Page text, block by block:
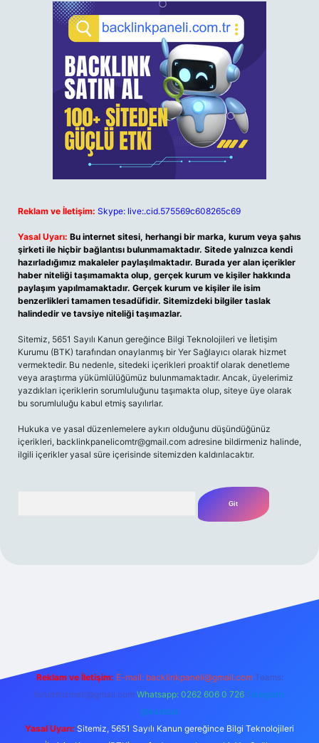
Reklam ve İletişim: Skype: live:.cid.575569c608265c69
Yasal Uyarı: Bu internet sitesi, herhangi bir marka, kurum veya şahıs
şirketi ile hiçbir bağlantısı bulunmamaktadır. Sitede yalnızca kendi
hazırladığımız makaleler paylaşılmaktadır. Burada yer alan içerikler
haber niteliği taşımamakta olup, gerçek kurum ve kişiler hakkında
paylaşım yapılmamaktadır. Gerçek kurum ve kişiler ile isim
benzerlikleri tamamen tesadüfidir. Sitemizdeki bilgiler taslak
halindedir ve tavsiye niteliği taşımazlar.
Sitemiz, 5651 Sayılı Kanun gereğince Bilgi Teknolojileri ve İletişim
Kurumu (BTK) tarafından onaylanmış bir Yer Sağlayıcı olarak hizmet
vermektedir. Bu nedenle, sitedeki içerikleri proaktif olarak denetleme
veya araştırma yükümlülüğümüz bulunmamaktadır. Ancak, üyelerimiz
yazdıkları içeriklerin sorumluluğunu taşımakta olup, siteye üye olarak
bu sorumluluğu kabul etmiş sayılırlar.
Hukuka ve yasal düzenlemelere aykırı olduğunu düşündüğünüz
içerikleri, backlinkpanelicomtr@gmail.com adresine bildirmeniz halinde,
ilgili içerikler yasal süre içerisinde sitemizden kaldırılacaktır.
Reklam ve İletişim: E-mail: backlinkpaneli@gmail.com Teams:
forumhizmeti@gmail.com Whatsapp: 0262 606 0 726 Telegram:
@karabul
Yasal Uyarı: Sitemiz, 5651 Sayılı Kanun gereğince Bilgi Teknolojileri